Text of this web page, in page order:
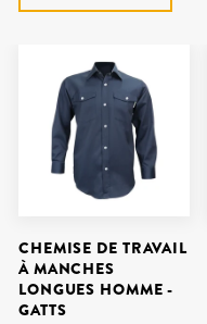
CHEMISE DE TRAVAIL
À MANCHES
LONGUES HOMME -
GATTS